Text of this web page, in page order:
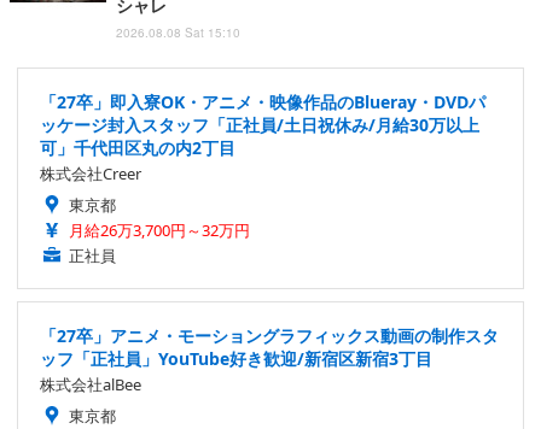
シャレ
2026.08.08 Sat 15:10
「27卒」即入寮OK・アニメ・映像作品のBlueray・DVDパ
ッケージ封入スタッフ「正社員/土日祝休み/月給30万以上
可」千代田区丸の内2丁目
株式会社Creer
東京都
月給26万3,700円～32万円
正社員
「27卒」アニメ・モーショングラフィックス動画の制作スタ
ッフ「正社員」YouTube好き歓迎/新宿区新宿3丁目
株式会社alBee
東京都